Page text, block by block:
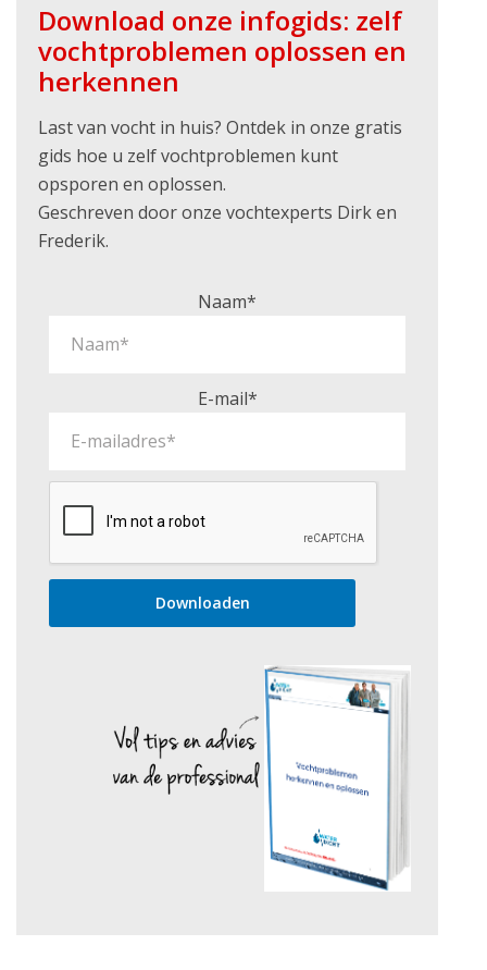
Download onze infogids: zelf
vochtproblemen oplossen en
herkennen
Last van vocht in huis? Ontdek in onze gratis
gids hoe u zelf vochtproblemen kunt
opsporen en oplossen.
Geschreven door onze vochtexperts Dirk en
Frederik.
Naam*
E-mail*